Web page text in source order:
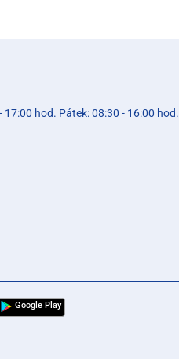
17:00 hod. Pátek: 08:30 - 16:00 hod.
Google Play